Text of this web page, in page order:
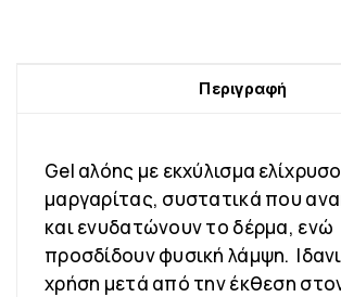
Περιγραφή
Gel αλόης με εκχύλισμα
μαργαρίτας, συστατικά που
και ενυδατώνουν το δέρμα, ενώ
προσδίδουν φυσική λάμψη.
χρήση μετά από την έκθεση